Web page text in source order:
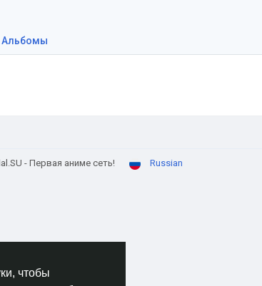
чтобы
Альбомы
- Первая аниме сеть! Russian